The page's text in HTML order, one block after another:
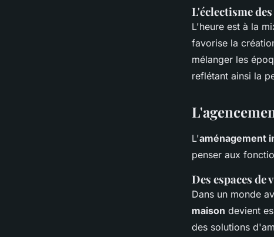
L'éclectisme
L'heure est à la
favorise la
mélanger les
reflétant ainsi la
L'aménagement
penser aux
Des espaces de
Dans un monde
maison devient
des solutions